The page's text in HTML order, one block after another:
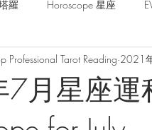
羅 Horoscope 星座
程
月星座運
Professional Tarot Reading 2021